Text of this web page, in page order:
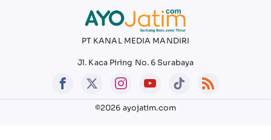
PT KANAL MEDIA MANDIRI
Jl. Kaca Piring No. 6 Surabaya
©2026 ayojatim.com